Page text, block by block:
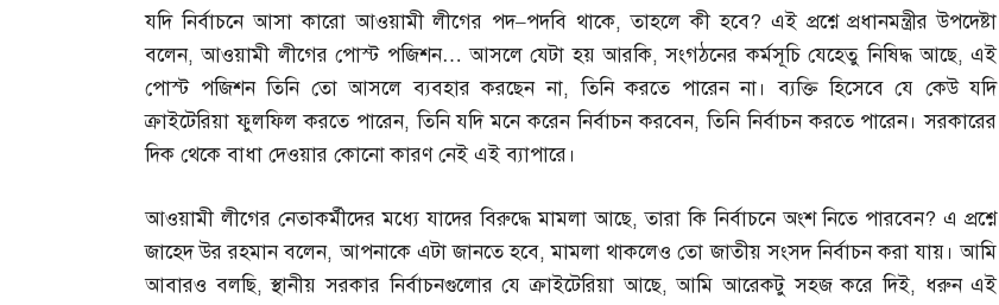
যদি নির্বাচনে আসা কারো আওয়ামী লীগের পদ–পদবি থাকে,তাহলে কী হবে? এই প্রশ্নে প্রধানমন্ত্রীর উপদেষ্টা
বলেন,আওয়ামী লীগের পোস্ট পজিশন…আসলে যেটা হয় আরকি,সংগঠনের কর্মসূচি যেহেতু নিষিদ্ধ আছে,এই
পোস্ট পজিশন তিনি তো আসলে ব্যবহার করছেন না,তিনি করতে পারেন না। ব্যক্তি হিসেবে যে কেউ যদি
ক্রাইটেরিয়া ফুলফিল করতে পারেন,তিনি যদি মনে করেন নির্বাচন করবেন,তিনি নির্বাচন করতে পারেন। সরকারের
দিক থেকে বাধা দেওয়ার কোনো কারণ নেই এই ব্যাপারে।
আওয়ামী লীগের নেতাকর্মীদের মধ্যে যাদের বিরুদ্ধে মামলা আছে,তারা কি নির্বাচনে অংশ নিতে পারবেন?এ প্রশ্নে
জাহেদ উর রহমান বলেন,আপনাকে এটা জানতে হবে,মামলা থাকলেও তো জাতীয় সংসদ নির্বাচন করা যায়। আমি
আবারও বলছি,স্থানীয় সরকার নির্বাচনগুলোর যে ক্রাইটেরিয়া আছে,আমি আরেকটু সহজ করে দিই, ধরুন এই